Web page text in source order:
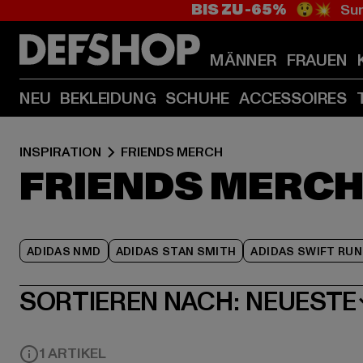
BIS ZU -65% 😲💥
MÄNNER FRAUEN
NEU BEKLEIDUNG SCHUHE ACCESSOIRES
INSPIRATION FRIENDS MERCH
FRIENDS MERCH
ADIDAS NMD ADIDAS STAN SMITH ADIDAS SWIFT RUN
SORTIEREN NACH: NEUESTE
1 ARTIKEL